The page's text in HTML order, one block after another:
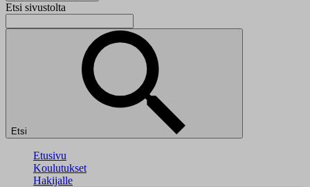
Etsi sivustolta
Etsi
Etusivu
Koulutukset
Hakijalle